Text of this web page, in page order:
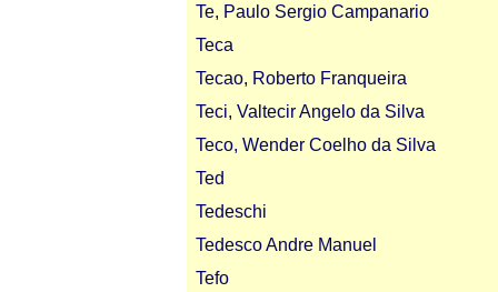
Te, Paulo Sergio Campanario
Teca
Tecao, Roberto Franqueira
Teci, Valtecir Angelo da Silva
Teco, Wender Coelho da Silva
Ted
Tedeschi
Tedesco Andre Manuel
Tefo